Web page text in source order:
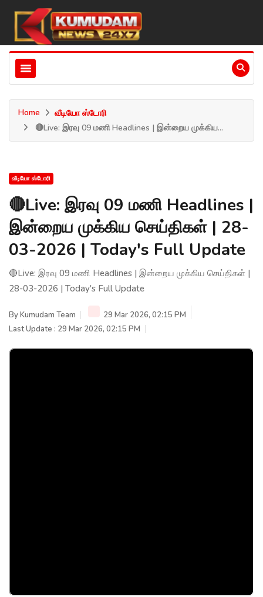
Home
வீடியோ ஸ்டோரி
🔴Live: இரவு 09 மணி Headlines | இன்றைய முக்கிய...
வீடியோ ஸ்டோரி
🔴Live: இரவு 09 மணி Headlines |
இன்றைய முக்கிய செய்திகள் | 28-
03-2026 | Today's Full Update
🔴Live: இரவு 09 மணி Headlines | இன்றைய முக்கிய செய்திகள் |
28-03-2026 | Today's Full Update
ByKumudam Team
29 Mar 2026, 02:15 PM
Last Update : 29 Mar 2026, 02:15 PM